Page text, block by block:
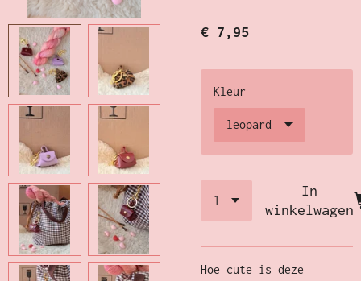
€ 7,95
Kleur
In
winkelwagen
Hoe cute is deze